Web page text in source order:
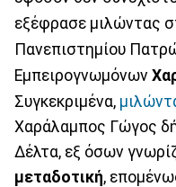
εξέφρασε μιλώντας
Πανεπιστημίου
Εμπειρογνωμόνων
Συγκεκριμένα,
Χαράλαμπος Γώγος
Δέλτα, εξ όσων
μεταδοτική,